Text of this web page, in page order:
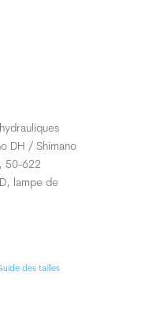
DH / Shimano
50-622
lampe de
des tailles